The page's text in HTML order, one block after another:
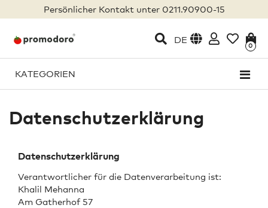
Persönlicher Kontakt unter 0211.90900-15
DE
0
KATEGORIEN
Datenschutzerklärung
Datenschutzerklärung
Verantwortlicher für die Datenverarbeitung ist:
Khalil Mehanna
Am Gatherhof 57